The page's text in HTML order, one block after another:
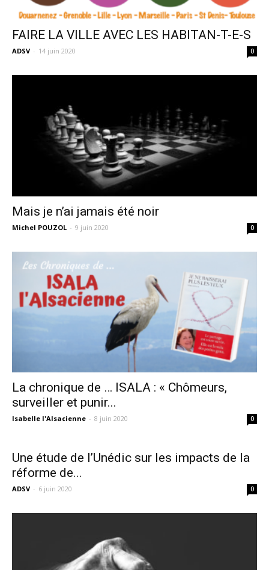
FAIRE LA VILLE AVEC LES HABITAN-T-E-S
ADSV - 14 juin 2020 0
Mais je n’ai jamais été noir
Michel POUZOL - 9 juin 2020 0
La chronique de … ISALA : « Chômeurs,
surveiller et punir...
Isabelle l'Alsacienne - 8 juin 2020 0
Une étude de l’Unédic sur les impacts de la
réforme de...
ADSV - 6 juin 2020 0